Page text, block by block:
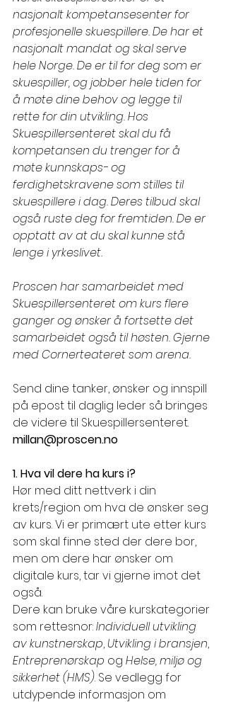
nasjonalt kompetansesenter for
profesjonelle skuespillere. De har et
nasjonalt mandat og skal serve
hele Norge. De er til for deg som er
skuespiller, og jobber hele tiden for
å møte dine behov og legge til
rette for din utvikling. Hos
Skuespillersenteret skal du få
kompetansen du trenger for å
møte kunnskaps- og
ferdighetskravene som stilles til
skuespillere i dag. Deres tilbud skal
også ruste deg for fremtiden. De er
opptatt av at du skal kunne stå
lenge i yrkeslivet.
Proscen har samarbeidet med
Skuespillersenteret om kurs flere
ganger og ønsker å fortsette det
samarbeidet også til høsten. Gjerne
med Cornerteateret som arena.
Send dine tanker, ønsker og innspill
på epost til daglig leder så bringes
de videre til Skuespillersenteret.
millan@proscen.no
1. Hva vil dere ha kurs i?
Hør med ditt nettverk i din
krets/region om hva de ønsker seg
av kurs. Vi er primært ute etter kurs
som skal finne sted der dere bor,
men om dere har ønsker om
digitale kurs, tar vi gjerne imot det
også.
Dere kan bruke våre kurskategorier
som rettesnor: Individuell utvikling
av kunstnerskap, Utvikling i bransjen,
Entreprenørskap og Helse, miljø og
sikkerhet (HMS). Se vedlegg for
utdypende informasjon om